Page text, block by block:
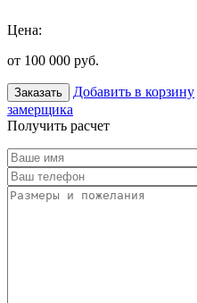
Цена:
от 100 000 руб.
Заказать Добавить в корзину
замерщика
Получить расчет